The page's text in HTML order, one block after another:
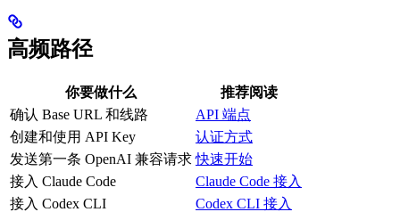
高频路径
你要做什么
推荐阅读
确认 Base URL 和线路
API 端点
创建和使用 API Key
认证方式
发送第一条 OpenAI 兼容请求 快速开始
接入 Claude Code
Claude Code 接入
接入 Codex CLI
Codex CLI 接入